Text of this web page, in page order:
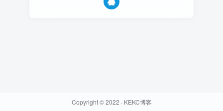
Copyright © 2022 · KEKC博客